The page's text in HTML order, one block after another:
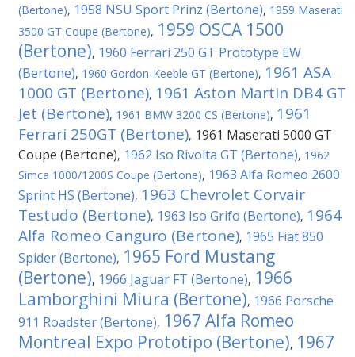
(Bertone), 1958 NSU Sport Prinz (Bertone), 1959 Maserati
3500 GT Coupe (Bertone), 1959 OSCA 1500
(Bertone), 1960 Ferrari 250 GT Prototype EW
(Bertone), 1960 Gordon-Keeble GT (Bertone), 1961 ASA
1000 GT (Bertone), 1961 Aston Martin DB4 GT
Jet (Bertone), 1961 BMW 3200 CS (Bertone), 1961
Ferrari 250GT (Bertone), 1961 Maserati 5000 GT
Coupe (Bertone), 1962 Iso Rivolta GT (Bertone), 1962
Simca 1000/1200S Coupe (Bertone), 1963 Alfa Romeo 2600
Sprint HS (Bertone), 1963 Chevrolet Corvair
Testudo (Bertone), 1963 Iso Grifo (Bertone), 1964
Alfa Romeo Canguro (Bertone), 1965 Fiat 850
Spider (Bertone), 1965 Ford Mustang
(Bertone), 1966 Jaguar FT (Bertone), 1966
Lamborghini Miura (Bertone), 1966 Porsche
911 Roadster (Bertone), 1967 Alfa Romeo
Montreal Expo Prototipo (Bertone), 1967